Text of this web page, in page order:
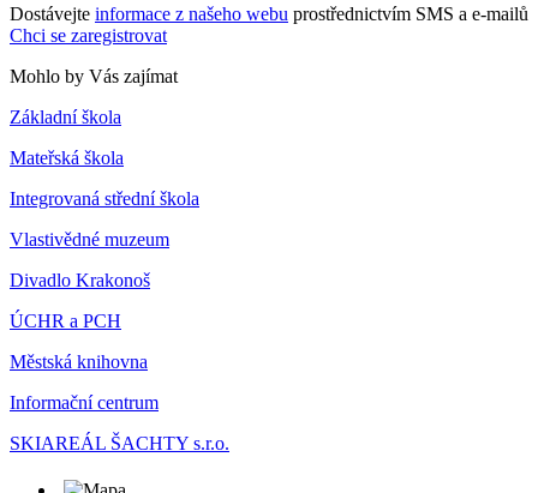
Dostávejte informace z našeho webu prostřednictvím SMS a e-mailů
Chci se zaregistrovat
Mohlo by Vás zajímat
Základní škola
Mateřská škola
Integrovaná střední škola
Vlastivědné muzeum
Divadlo Krakonoš
ÚCHR a PCH
Městská knihovna
Informační centrum
SKIAREÁL ŠACHTY s.r.o.